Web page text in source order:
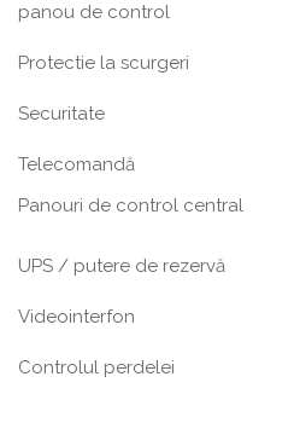
panou de control
Protectie la scurgeri
Securitate
Telecomandă
Panouri de control central
UPS / putere de rezervă
Videointerfon
Сontrolul perdelei